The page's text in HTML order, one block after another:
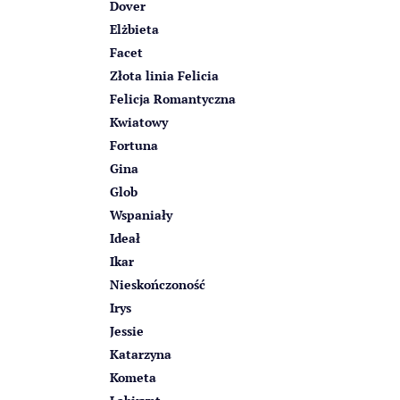
Dover
Elżbieta
Facet
Złota linia Felicia
Felicja Romantyczna
Kwiatowy
Fortuna
Gina
Glob
Wspaniały
Ideał
Ikar
Nieskończoność
Irys
Jessie
Katarzyna
Kometa